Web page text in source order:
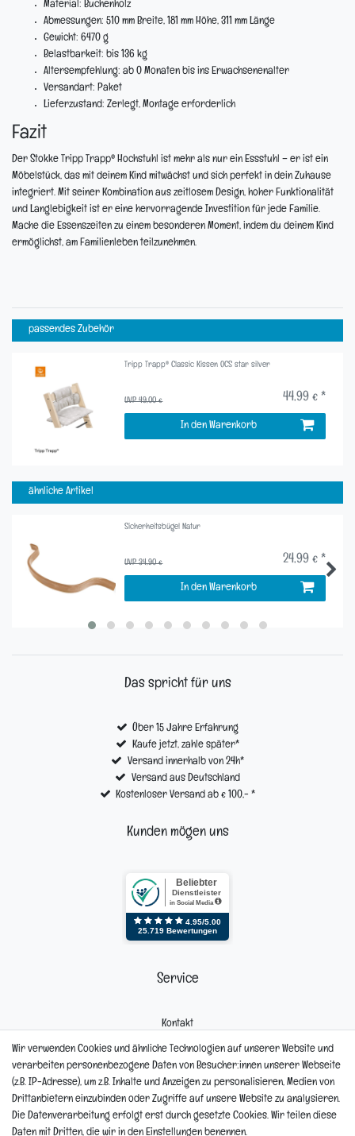
Material: Buchenholz
Abmessungen: 510 mm Breite, 181 mm Höhe, 311 mm Länge
Gewicht: 6470 g
Belastbarkeit: bis 136 kg
Altersempfehlung: ab 0 Monaten bis ins Erwachsenenalter
Versandart: Paket
Lieferzustand: Zerlegt, Montage erforderlich
Fazit
Der Stokke Tripp Trapp® Hochstuhl ist mehr als nur ein Essstuhl – er ist ein
Möbelstück, das mit deinem Kind mitwächst und sich perfekt in dein Zuhause
integriert. Mit seiner Kombination aus zeitlosem Design, hoher Funktionalität
und Langlebigkeit ist er eine hervorragende Investition für jede Familie.
Mache die Essenszeiten zu einem besonderen Moment, indem du deinem Kind
ermöglichst, am Familienleben teilzunehmen.
passendes Zubehör
Tripp Trapp® Classic Kissen OCS star silver
UVP 49,00 € 44,99 € *
In den Warenkorb
ähnliche Artikel
Sicherheitsbügel Natur
UVP 34,90 € 24,99 € *
In den Warenkorb
Das spricht für uns
Über 15 Jahre Erfahrung
Kaufe jetzt, zahle später*
Versand innerhalb von 24h*
Versand aus Deutschland
Kostenloser Versand ab € 100,- *
Kunden mögen uns
Service
Kontakt
Reklamation
Informationen
Wir verwenden Cookies und ähnliche Technologien auf unserer Website und
verarbeiten personenbezogene Daten von Besucher:innen unserer Webseite
(z.B. IP-Adresse), um z.B. Inhalte und Anzeigen zu personalisieren, Medien von
Drittanbietern einzubinden oder Zugriffe auf unsere Website zu analysieren.
Die Datenverarbeitung erfolgt erst durch gesetzte Cookies. Wir teilen diese
Daten mit Dritten, die wir in den Einstellungen benennen.